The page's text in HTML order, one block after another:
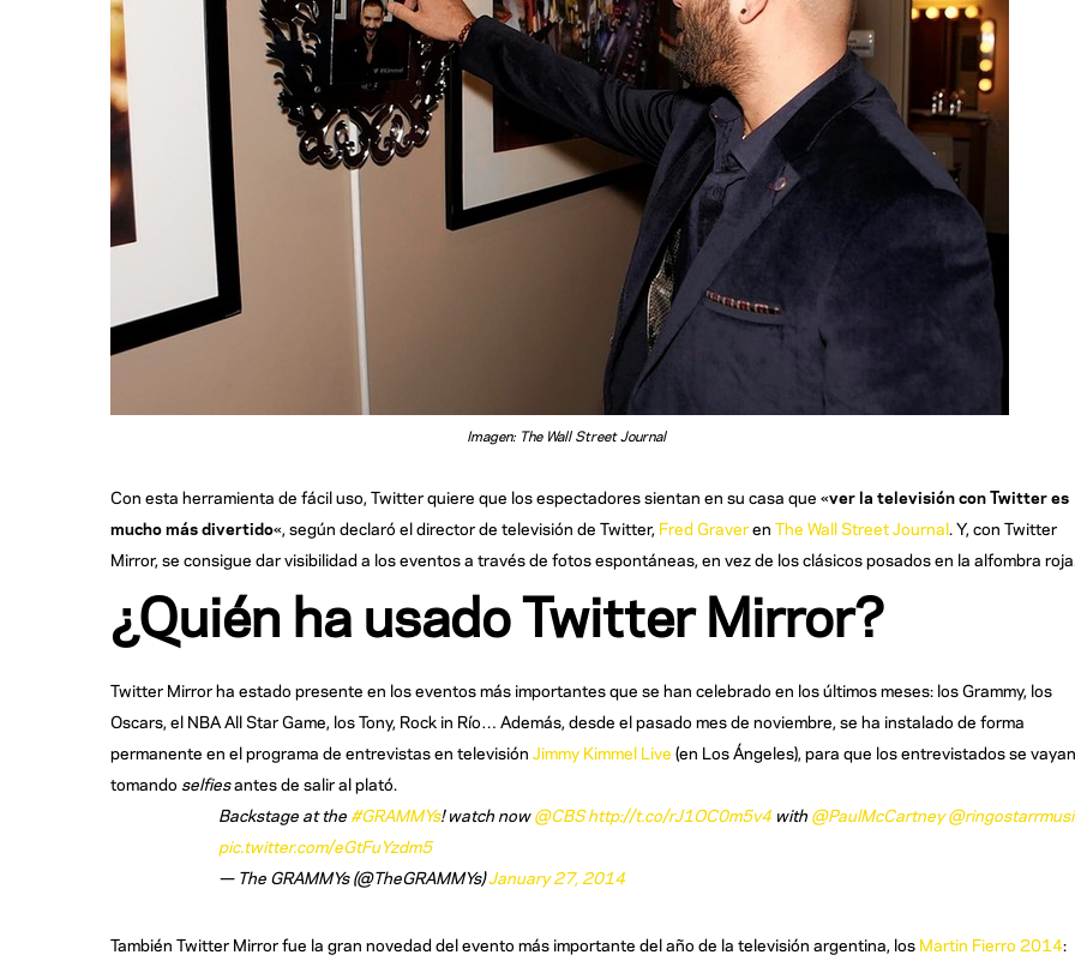
Imagen: The Wall Street Journal
Con esta herramienta de fácil uso, Twitter quiere que los espectadores sientan en su casa que «ver la televisión con Twitter es
mucho más divertido«, según declaró el director de televisión de Twitter, Fred Graveren The Wall Street Journal. Y, con Twitter
Mirror, se consigue dar visibilidad a los eventos a través de fotos espontáneas, en vez de los clásicos posados en la alfombra
¿Quién ha usado Twitter Mirror?
Twitter Mirror ha estado presente en los eventos más importantes que se han celebrado en los últimos meses: los Grammy, los
Oscars, el NBA All Star Game, los Tony, Rock in Río… Además, desde el pasado mes de noviembre, se ha instalado de forma
permanente en el programa de entrevistas en televisión Jimmy Kimmel Live (en Los Ángeles), para que los entrevistados se vayan
tomando selfiesantes de salir al plató.
Backstage at the #GRAMMYs! watch now@CBS http://t.co/rJ1OC0m5v4with @PaulMcCartney
pic.twitter.com/eGtFuYzdm5
— The GRAMMYs (@TheGRAMMYs)January 27, 2014
También Twitter Mirror fue la gran novedad del evento más importante del año de la televisión argentina, los Martin Fierro 2014: